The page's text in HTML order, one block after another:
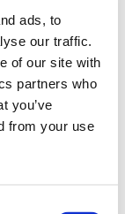
ads, to
our traffic.
of our site with
partners who
you’ve
from your use
che
ciascun